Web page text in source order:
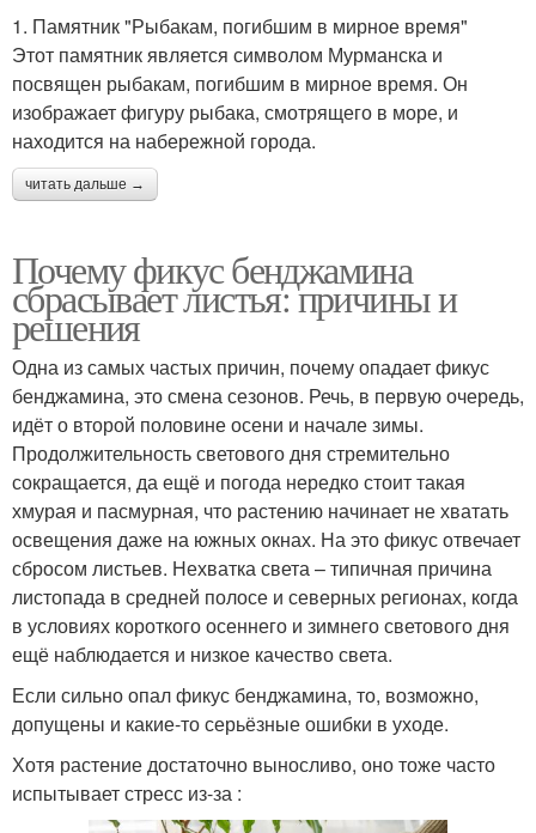
1. Памятник "Рыбакам, погибшим в мирное время"
Этот памятник является символом Мурманска и
посвящен рыбакам, погибшим в мирное время. Он
изображает фигуру рыбака, смотрящего в море, и
находится на набережной города.
читать дальше →
Почему фикус бенджамина
сбрасывает листья: причины и
решения
Одна из самых частых причин, почему опадает фикус
бенджамина, это смена сезонов. Речь, в первую очередь,
идёт о второй половине осени и начале зимы.
Продолжительность светового дня стремительно
сокращается, да ещё и погода нередко стоит такая
хмурая и пасмурная, что растению начинает не хватать
освещения даже на южных окнах. На это фикус отвечает
сбросом листьев. Нехватка света – типичная причина
листопада в средней полосе и северных регионах, когда
в условиях короткого осеннего и зимнего светового дня
ещё наблюдается и низкое качество света.
Если сильно опал фикус бенджамина, то, возможно,
допущены и какие-то серьёзные ошибки в уходе.
Хотя растение достаточно выносливо, оно тоже часто
испытывает стресс из-за :